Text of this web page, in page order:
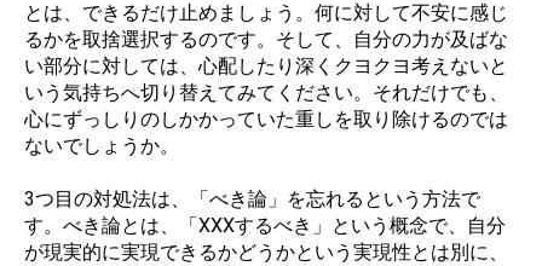
とは、できるだけ止めましょう。何に対して不安に感じ
るかを取捨選択するのです。そして、自分の力が及ばな
い部分に対しては、心配したり深くクヨクヨ考えないと
いう気持ちへ切り替えてみてください。それだけでも、
心にずっしりのしかかっていた重しを取り除けるのでは
ないでしょうか。
3つ目の対処法は、「べき論」を忘れるという方法で
す。べき論とは、「XXXするべき」という概念で、自分
が現実的に実現できるかどうかという実現性とは別に、